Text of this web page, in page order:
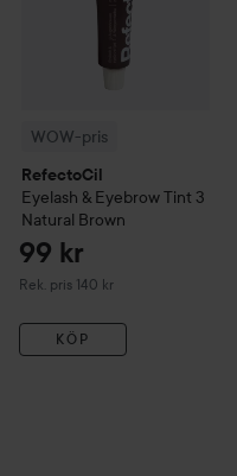
WOW-pris
RefectoCil
Eyelash & Eyebrow Tint 3
Natural Brown
99 kr
Rek. pris 140 kr
Rekommenderat pris 140 kr
KÖP